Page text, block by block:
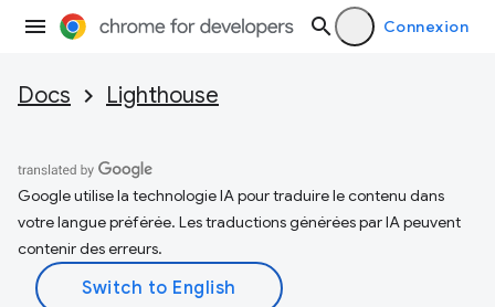
Connexion
Docs Lighthouse
Google utilise la technologie IA pour traduire le contenu dans
votre langue préférée. Les traductions générées par IA peuvent
contenir des erreurs.